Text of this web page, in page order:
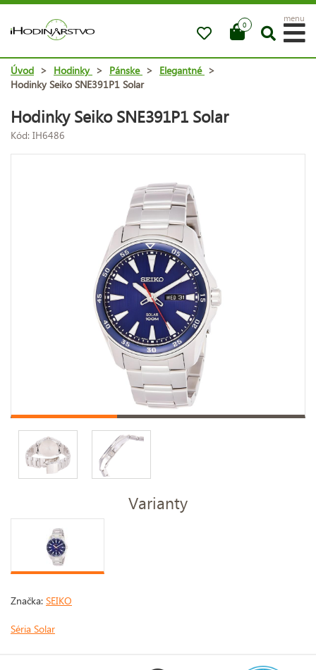
0
menu
Úvod > Hodinky > Pánske > Elegantné >
Hodinky Seiko SNE391P1 Solar
Hodinky Seiko SNE391P1 Solar
Kód: IH6486
Varianty
Značka: SEIKO
Séria Solar